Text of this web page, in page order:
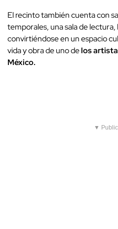
El recinto también cuenta con
temporales, una sala de lectura,
convirtiéndose en un espacio
vida y obra de uno delos
México.
▼